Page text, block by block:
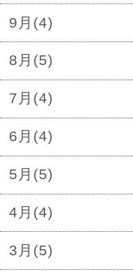
9月(4)
8月(5)
7月(4)
6月(4)
5月(5)
4月(4)
3月(5)